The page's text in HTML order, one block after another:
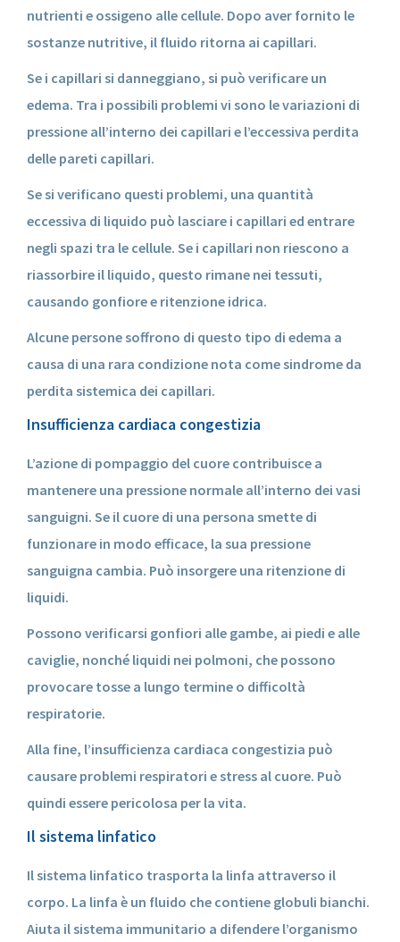
nutrienti e ossigeno alle cellule. Dopo aver fornito le
sostanze nutritive, il fluido ritorna ai capillari.
Se i capillari si danneggiano, si può verificare un
edema. Tra i possibili problemi vi sono le variazioni di
pressione all’interno dei capillari e l’eccessiva perdita
delle pareti capillari.
Se si verificano questi problemi, una quantità
eccessiva di liquido può lasciare i capillari ed entrare
negli spazi tra le cellule. Se i capillari non riescono a
riassorbire il liquido, questo rimane nei tessuti,
causando gonfiore e ritenzione idrica.
Alcune persone soffrono di questo tipo di edema a
causa di una rara condizione nota come sindrome da
perdita sistemica dei capillari.
Insufficienza cardiaca congestizia
L’azione di pompaggio del cuore contribuisce a
mantenere una pressione normale all’interno dei vasi
sanguigni. Se il cuore di una persona smette di
funzionare in modo efficace, la sua pressione
sanguigna cambia. Può insorgere una ritenzione di
liquidi.
Possono verificarsi gonfiori alle gambe, ai piedi e alle
caviglie, nonché liquidi nei polmoni, che possono
provocare tosse a lungo termine o difficoltà
respiratorie.
Alla fine, l’insufficienza cardiaca congestizia può
causare problemi respiratori e stress al cuore. Può
quindi essere pericolosa per la vita.
Il sistema linfatico
Il sistema linfatico trasporta la linfa attraverso il
corpo. La linfa è un fluido che contiene globuli bianchi.
Aiuta il sistema immunitario a difendere l’organismo